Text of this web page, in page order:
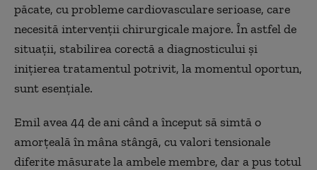
păcate, cu probleme cardiovasculare serioase, care
necesită intervenții chirurgicale majore. În astfel de
situații, stabilirea corectă a diagnosticului și
inițierea tratamentul potrivit, la momentul oportun,
sunt esențiale.
Emil avea 44 de ani când a început să simtă o
amorțeală în mâna stângă, cu valori tensionale
diferite măsurate la ambele membre, dar a pus totul